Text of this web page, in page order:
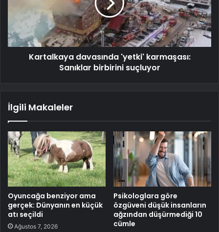
Kartalkaya davasında 'yetki' karmaşası:
Sanıklar birbirini suçluyor
İlgili Makaleler
Oyuncağa benziyor ama
gerçek: Dünyanın en küçük
atı seçildi
Ağustos 7, 2026
Psikologlara göre
özgüveni düşük insanların
ağzından düşürmediği 10
cümle